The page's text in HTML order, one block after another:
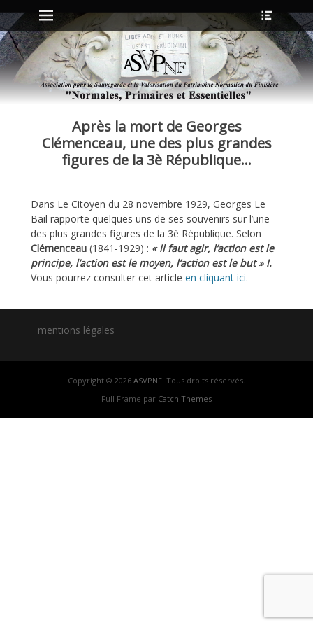
Menu principal
Aller
au
contenu
l’en-
tête
Après la mort de Georges
Clémenceau, une des plus grandes
figures de la 3è République…
Dans Le Citoyen du 28 novembre 1929, Georges Le
Bail rapporte quelques uns de ses souvenirs sur l’une
des plus grandes figures de la 3è République. Selon
Clémenceau (1841-1929) : « il faut agir, l’action est le
principe, l’action est le moyen, l’action est le but » !.
Vous pourrez consulter cet article en cliquant ici.
mentions légales
Copyright © 2026 ASVPNF. Tous droits réservés.
Full Frame par Catch Themes